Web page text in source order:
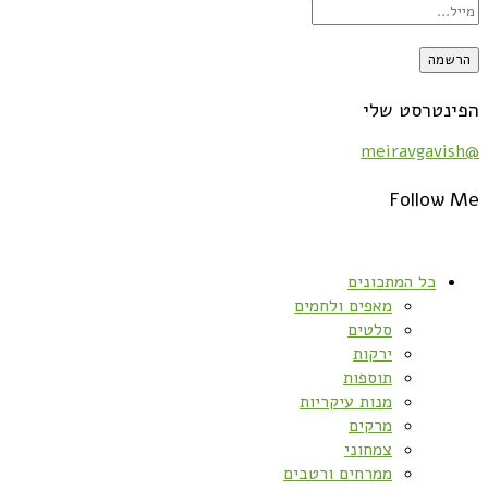
הפינטרסט שלי
@meiravgavish
Follow Me
כל המתכונים
מאפים ולחמים
סלטים
ירקות
תוספות
מנות עיקריות
מרקים
צמחוני
ממרחים ורטבים